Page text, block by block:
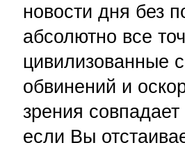
новости дня без
абсолютно все
цивилизованные
обвинений и
зрения
если Вы